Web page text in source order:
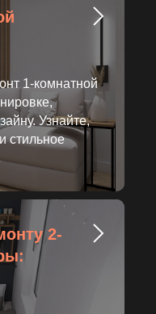
1-комнатной
Узнайте,
стильное
2-